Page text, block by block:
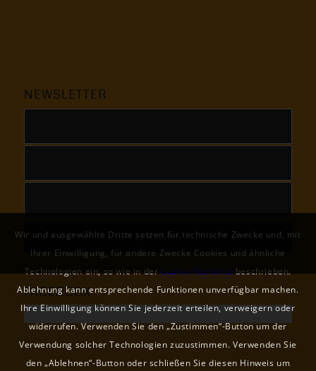
NEWSLETTER
FACEBOOK
Wir und ausgewählte Dritte setzen für technische Zwecke und, mit
Ihrer Einwilligung, für andere Zwecke Cookies und ähnliche
Technologien ein, so wie in derCookie-Richtliniebeschrieben.
Ablehnung kann entsprechende Funktionen unverfügbar machen.
Ihre Einwilligung können Sie jederzeit erteilen, verweigern oder
widerrufen. Verwenden Sie den „Zustimmen“-Button um der
Verwendung solcher Technologien zuzustimmen. Verwenden Sie
den „Ablehnen“-Button oder schließen Sie diesen Hinweis um